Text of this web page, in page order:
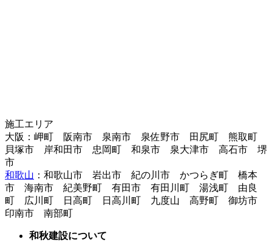
施工エリア
大阪：岬町 阪南市 泉南市 泉佐野市 田尻町 熊取町
貝塚市 岸和田市 忠岡町 和泉市 泉大津市 高石市 堺
市
和歌山 ：和歌山市 岩出市 紀の川市 かつらぎ町 橋本
市 海南市 紀美野町 有田市 有田川町 湯浅町 由良
町 広川町 日高町 日高川町 九度山 高野町 御坊市
印南市 南部町
和秋建設について